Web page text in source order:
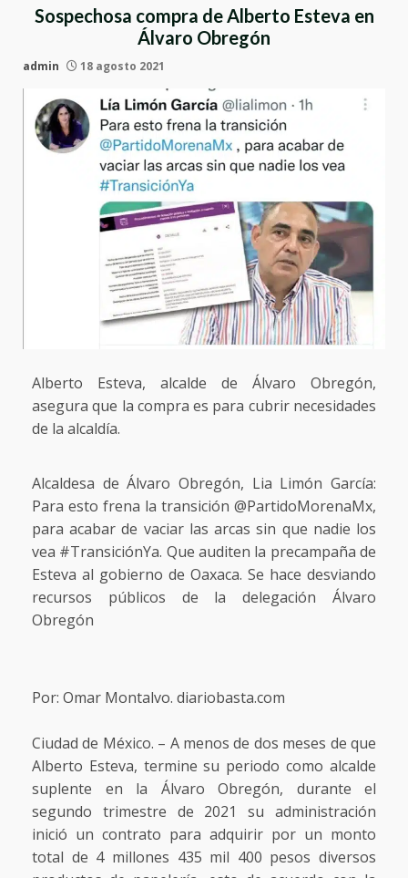
Sospechosa compra de Alberto Esteva en
Álvaro Obregón
admin 18 agosto 2021
Alberto Esteva, alcalde de Álvaro Obregón,
asegura que la compra es para cubrir necesidades
de la alcaldía.
Alcaldesa de Álvaro Obregón, Lia Limón García:
Para esto frena la transición @PartidoMorenaMx,
para acabar de vaciar las arcas sin que nadie los
vea #TransiciónYa. Que auditen la precampaña de
Esteva al gobierno de Oaxaca. Se hace desviando
recursos públicos de la delegación Álvaro
Obregón
Por: Omar Montalvo. diariobasta.com
Ciudad de México. – A menos de dos meses de que
Alberto Esteva, termine su periodo como alcalde
suplente en la Álvaro Obregón, durante el
segundo trimestre de 2021 su administración
inició un contrato para adquirir por un monto
total de 4 millones 435 mil 400 pesos diversos